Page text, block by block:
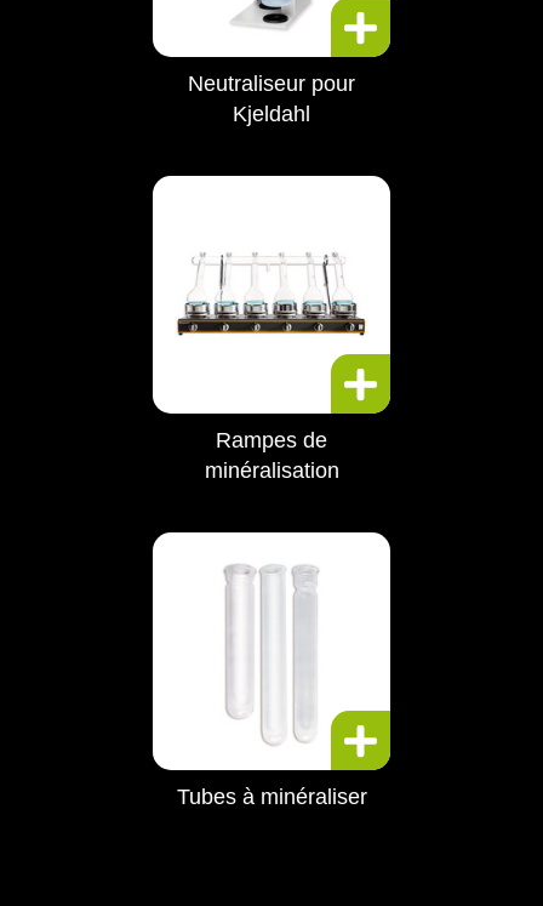
Neutraliseur pour
Kjeldahl
Rampes de
minéralisation
Tubes à minéraliser